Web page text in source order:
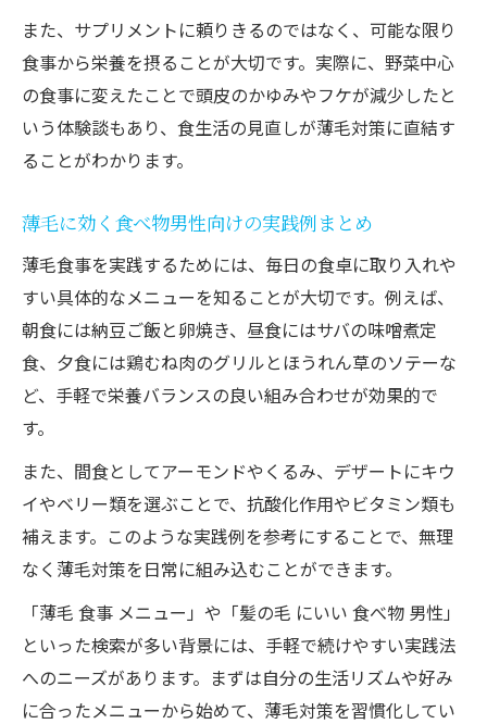
また、サプリメントに頼りきるのではなく、可能な限り
食事から栄養を摂ることが大切です。実際に、野菜中心
の食事に変えたことで頭皮のかゆみやフケが減少したと
いう体験談もあり、食生活の見直しが薄毛対策に直結す
ることがわかります。
薄毛に効く食べ物男性向けの実践例まとめ
薄毛食事を実践するためには、毎日の食卓に取り入れや
すい具体的なメニューを知ることが大切です。例えば、
朝食には納豆ご飯と卵焼き、昼食にはサバの味噌煮定
食、夕食には鶏むね肉のグリルとほうれん草のソテーな
ど、手軽で栄養バランスの良い組み合わせが効果的で
す。
また、間食としてアーモンドやくるみ、デザートにキウ
イやベリー類を選ぶことで、抗酸化作用やビタミン類も
補えます。このような実践例を参考にすることで、無理
なく薄毛対策を日常に組み込むことができます。
「薄毛 食事 メニュー」や「髪の毛 にいい 食べ物 男性」
といった検索が多い背景には、手軽で続けやすい実践法
へのニーズがあります。まずは自分の生活リズムや好み
に合ったメニューから始めて、薄毛対策を習慣化してい